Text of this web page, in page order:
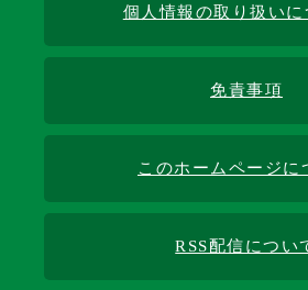
個人情報の取り扱いに
免責事項
このホームページに
RSS配信につい